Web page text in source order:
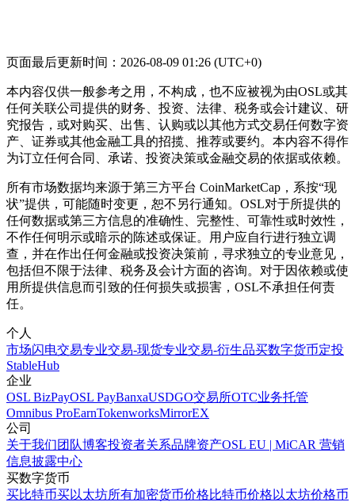
页面最后更新时间：2026-08-09 01:26 (UTC+0)
本内容仅供一般参考之用，不构成，也不应被视为由OSL或其
任何关联公司提供的财务、投资、法律、税务或会计建议、研
究报告，或对购买、出售、认购或以其他方式交易任何数字资
产、证券或其他金融工具的招揽、推荐或要约。本内容不得作
为订立任何合同、承诺、投资决策或金融交易的依据或依赖。
所有市场数据均来源于第三方平台 CoinMarketCap，系按“现
状”提供，可能随时变更，恕不另行通知。OSL对于所提供的
任何数据或第三方信息的准确性、完整性、可靠性或时效性，
不作任何明示或暗示的陈述或保证。用户应自行进行独立调
查，并在作出任何金融或投资决策前，寻求独立的专业意见，
包括但不限于法律、税务及会计方面的咨询。对于因依赖或使
用所提供信息而引致的任何损失或损害，OSL不承担任何责
任。
个人
市场闪电交易专业交易-现货专业交易-衍生品买数字货币定投
StableHub
企业
OSL BizPayOSL PayBanxaUSDGO交易所OTC业务托管
Omnibus ProEarnTokenworksMirrorEX
公司
关于我们团队博客投资者关系品牌资产OSL EU | MiCAR 营销
信息披露中心
买数字货币
买比特币买以太坊所有加密货币价格比特币价格 以太坊价格币